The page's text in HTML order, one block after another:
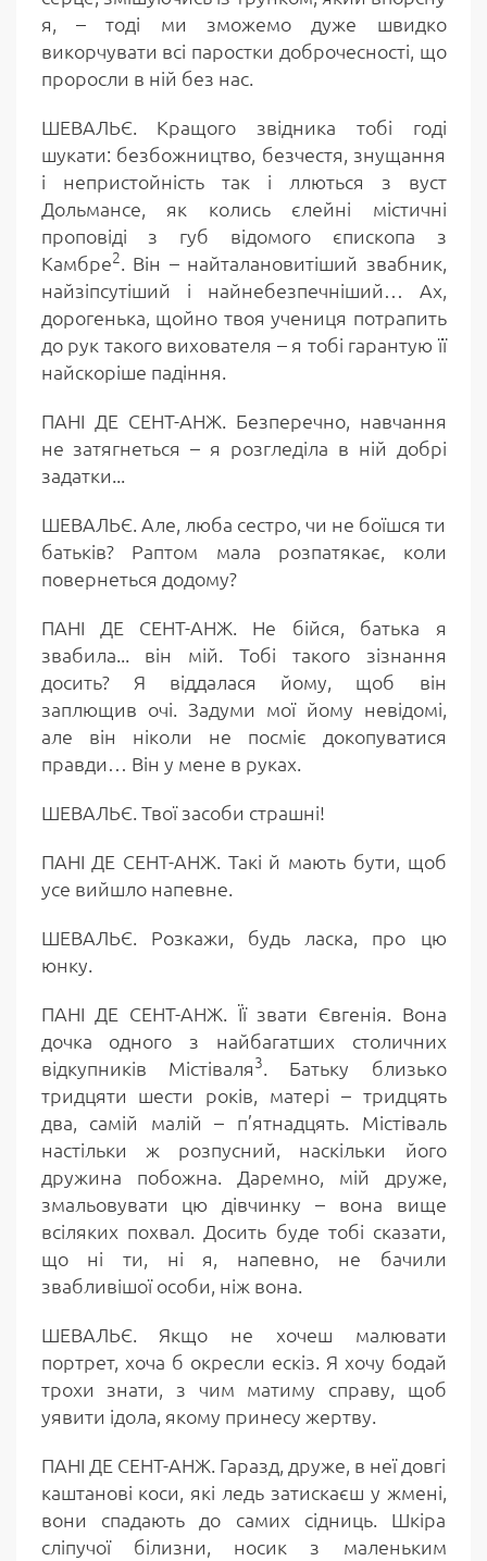
я, – тоді ми зможемо дуже швидко
викорчувати всі паростки доброчесності, що
проросли в ній без нас.
ШЕВАЛЬЄ. Кращого звідника тобі годі
шукати: безбожництво, безчестя, знущання
і непристойність так і ллються з вуст
Дольмансе, як колись єлейні містичні
проповіді з губ відомого єпископа з
Камбре2. Він – найталановитіший звабник,
найзіпсутіший і найнебезпечніший… Ах,
дорогенька, щойно твоя учениця потрапить
до рук такого вихователя – я тобі гарантую її
найскоріше падіння.
ПАНІ ДЕ СЕНТ-АНЖ. Безперечно, навчання
не затягнеться – я розгледіла в ній добрі
задатки...
ШЕВАЛЬЄ. Але, люба сестро, чи не боїшся ти
батьків? Раптом мала розпатякає, коли
повернеться додому?
ПАНІ ДЕ СЕНТ-АНЖ. Не бійся, батька я
звабила... він мій. Тобі такого зізнання
досить? Я віддалася йому, щоб він
заплющив очі. Задуми мої йому невідомі,
але він ніколи не посміє докопуватися
правди… Він у мене в руках.
ШЕВАЛЬЄ. Твої засоби страшні!
ПАНІ ДЕ СЕНТ-АНЖ. Такі й мають бути, щоб
усе вийшло напевне.
ШЕВАЛЬЄ. Розкажи, будь ласка, про цю
юнку.
ПАНІ ДЕ СЕНТ-АНЖ. Її звати Євгенія. Вона
дочка одного з найбагатших столичних
відкупників Містіваля3. Батьку близько
тридцяти шести років, матері – тридцять
два, самій малій – п’ятнадцять. Містіваль
настільки ж розпусний, наскільки його
дружина побожна. Даремно, мій друже,
змальовувати цю дівчинку – вона вище
всіляких похвал. Досить буде тобі сказати,
що ні ти, ні я, напевно, не бачили
звабливішої особи, ніж вона.
ШЕВАЛЬЄ. Якщо не хочеш малювати
портрет, хоча б окресли ескіз. Я хочу бодай
трохи знати, з чим матиму справу, щоб
уявити ідола, якому принесу жертву.
ПАНІ ДЕ СЕНТ-АНЖ. Гаразд, друже, в неї довгі
каштанові коси, які ледь затискаєш у жмені,
вони спадають до самих сідниць. Шкіра
сліпучої білизни, носик з маленьким